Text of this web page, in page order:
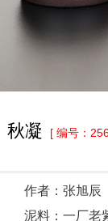
秋凝 [ 编号：
作者： 张旭辰
泥料： 一厂老